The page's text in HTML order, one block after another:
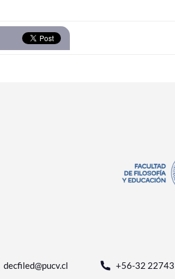
decfiled@pucv.cl +56-32